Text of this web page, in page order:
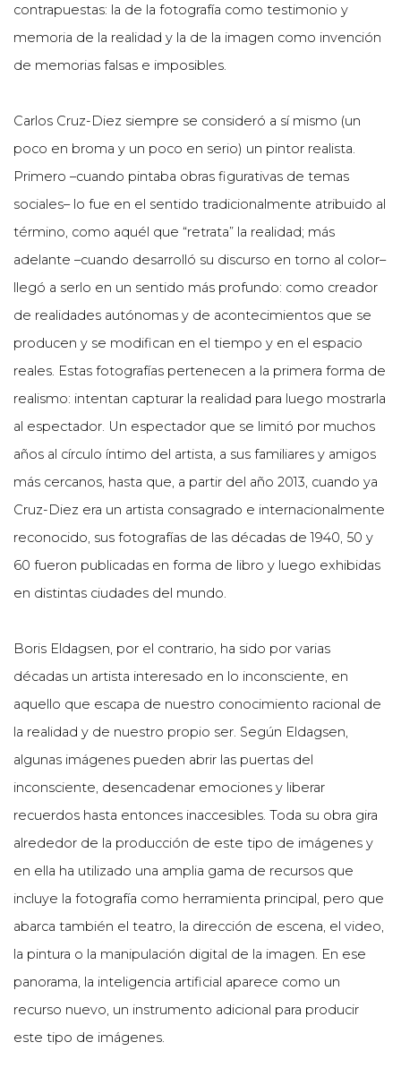
contrapuestas: la de la fotografía como testimonio y
memoria de la realidad y la de la imagen como invención
de memorias falsas e imposibles.
Carlos Cruz-Diez siempre se consideró a sí mismo (un
poco en broma y un poco en serio) un pintor realista.
Primero –cuando pintaba obras figurativas de temas
sociales– lo fue en el sentido tradicionalmente atribuido al
término, como aquél que “retrata” la realidad; más
adelante –cuando desarrolló su discurso en torno al color–
llegó a serlo en un sentido más profundo: como creador
de realidades autónomas y de acontecimientos que se
producen y se modifican en el tiempo y en el espacio
reales. Estas fotografías pertenecen a la primera forma de
realismo: intentan capturar la realidad para luego mostrarla
al espectador. Un espectador que se limitó por muchos
años al círculo íntimo del artista, a sus familiares y amigos
más cercanos, hasta que, a partir del año 2013, cuando ya
Cruz-Diez era un artista consagrado e internacionalmente
reconocido, sus fotografías de las décadas de 1940, 50 y
60 fueron publicadas en forma de libro y luego exhibidas
en distintas ciudades del mundo.
Boris Eldagsen, por el contrario, ha sido por varias
décadas un artista interesado en lo inconsciente, en
aquello que escapa de nuestro conocimiento racional de
la realidad y de nuestro propio ser. Según Eldagsen,
algunas imágenes pueden abrir las puertas del
inconsciente, desencadenar emociones y liberar
recuerdos hasta entonces inaccesibles. Toda su obra gira
alrededor de la producción de este tipo de imágenes y
en ella ha utilizado una amplia gama de recursos que
incluye la fotografía como herramienta principal, pero que
abarca también el teatro, la dirección de escena, el video,
la pintura o la manipulación digital de la imagen. En ese
panorama, la inteligencia artificial aparece como un
recurso nuevo, un instrumento adicional para producir
este tipo de imágenes.